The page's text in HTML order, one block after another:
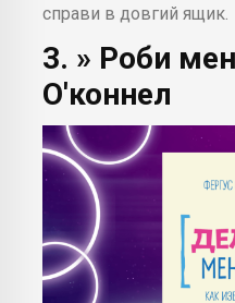
справи в довгий ящик.
3. » Роби
О'коннел